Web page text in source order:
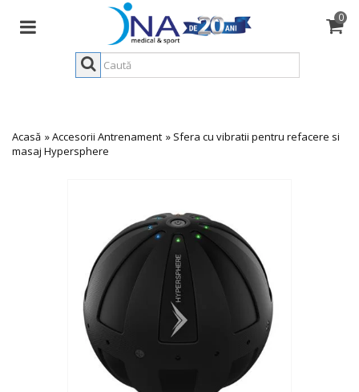
0
Acasă »Accesorii Antrenament » Sfera cu vibratii pentru refacere si
masaj Hypersphere